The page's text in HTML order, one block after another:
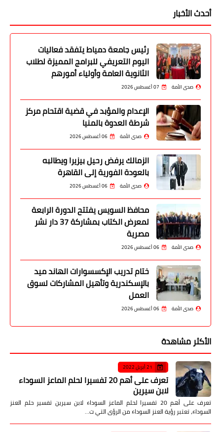
أحدث الأخبار
رئيس جامعة دمياط يتفقد فعاليات
اليوم التعريفي للبرامج المميزة لطلاب
الثانوية العامة وأولياء أمورهم
صدى الأمة 07 أغسطس 2026
الإعدام والمؤبد في قضية اقتحام مركز
شرطة العدوة بالمنيا
صدى الأمة 06 أغسطس 2026
الزمالك يرفض رحيل بيزيرا ويطالبه
بالعودة الفورية إلى القاهرة
صدى الأمة 06 أغسطس 2026
محافظ السويس يفتتح الدورة الرابعة
لمعرض الكتاب بمشاركة 37 دار نشر
مصرية
صدى الأمة 06 أغسطس 2026
ختام تدريب الإكسسوارات الهاند ميد
بالإسكندرية وتأهيل المشاركات لسوق
العمل
صدى الأمة 06 أغسطس 2026
الأكثر مشاهدة
21 أبريل 2022
تعرف على أهم 20 تفسيرا لحلم الماعز السوداء
لابن سيرين
تعرف على أهم 20 تفسيرا لحلم الماعز السوداء لابن سيرين تفسير حلم العنز
السوداء، تعتبر رؤية العنز السوداء من الرؤى التي ت…